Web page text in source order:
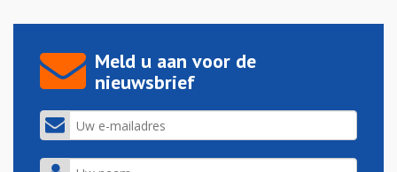
Meld u aan voor de
nieuwsbrief